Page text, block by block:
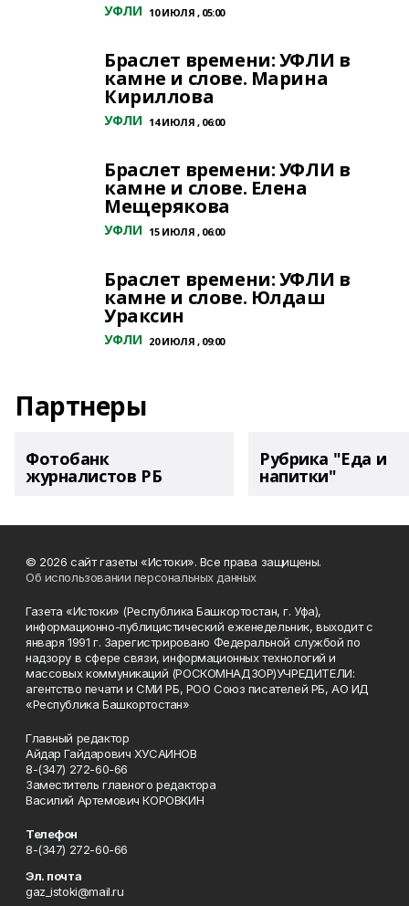
УФЛИ 10 ИЮЛЯ , 05:00
Браслет времени: УФЛИ в
камне и слове. Марина
Кириллова
УФЛИ 14 ИЮЛЯ , 06:00
Браслет времени: УФЛИ в
камне и слове. Елена
Мещерякова
УФЛИ 15 ИЮЛЯ , 06:00
Браслет времени: УФЛИ в
камне и слове. Юлдаш
Ураксин
УФЛИ 20 ИЮЛЯ , 09:00
Партнеры
Фотобанк
журналистов РБ
Рубрика "Еда и
напитки"
© 2026 сайт газеты «Истоки». Все права защищены.
Об использовании персональных данных
Газета «Истоки» (Республика Башкортостан, г. Уфа),
информационно-публицистический еженедельник, выходит с
января 1991 г. Зарегистрировано Федеральной службой по
надзору в сфере связи, информационных технологий и
массовых коммуникаций (РОСКОМНАДЗОР)УЧРЕДИТЕЛИ:
агентство печати и СМИ РБ, РОО Союз писателей РБ, АО ИД
«Республика Башкортостан»
Главный редактор
Айдар Гайдарович ХУСАИНОВ
8-(347) 272-60-66
Заместитель главного редактора
Василий Артемович КОРОВКИН
Телефон
8-(347) 272-60-66
Эл. почта
gaz_istoki@mail.ru